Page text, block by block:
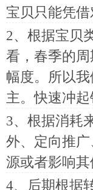
宝贝只能凭
2、根据宝贝
看，春季的
幅度。所以
主。快速冲起
3、根据消耗
外、定向推
源或者影响
4、后期根据